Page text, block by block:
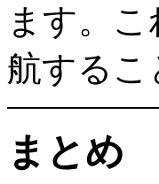
ます。
航する
まとめ